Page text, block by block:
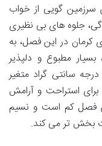
سرزمین گویی از خواب
جلوه های بی نظیری
کرمان در این فصل، به
بسیار مطبوع و دلپذیر
دمای متوسط روزانه بین ۱۵ تا ۲۵ درجه سانتی گراد متغیر
استراحت و آرامش
فصل کم است و نسیم
بخش تر می کند.